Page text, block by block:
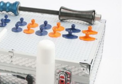
In mijn winkelwagen
morgen bezorgd